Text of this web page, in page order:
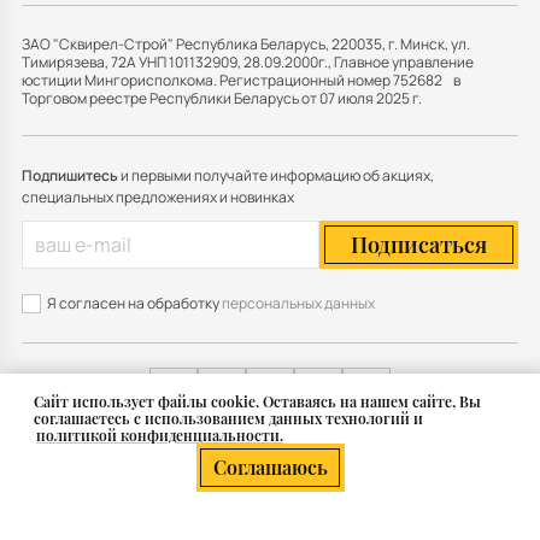
Cайт использует файлы cookie. Оставаясь на нашем сайте, Вы
соглашаетесь с использованием данных технологий и
политикой конфиденциальности.
Соглашаюсь
ЗАО "Сквирел-Строй" Республика Беларусь, 220035, г. Минск, ул.
Тимирязева, 72А УНП 101132909, 28.09.2000г., Главное управление
юстиции Мингорисполкома. Регистрационный номер 752682 в
Торговом реестре Республики Беларусь от 07 июля 2025 г.
Подпишитесьи первыми получайте информацию об акциях,
специальных предложениях и новинках
Подписаться
Я согласен на обработкуперсональных данных
© 2011 — 2026 Группа СКВИРЕЛ в Беларуси
Карта сайта